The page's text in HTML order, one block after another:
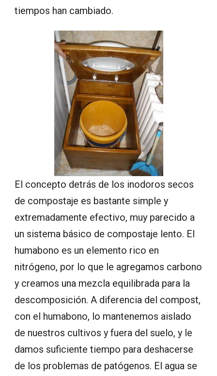
tiempos han cambiado.
El concepto detrás de los inodoros secos
de compostaje es bastante simple y
extremadamente efectivo, muy parecido a
un sistema básico de compostaje lento. El
humabono es un elemento rico en
nitrógeno, por lo que le agregamos carbono
y creamos una mezcla equilibrada para la
descomposición. A diferencia del compost,
con el humabono, lo mantenemos aislado
de nuestros cultivos y fuera del suelo, y le
damos suficiente tiempo para deshacerse
de los problemas de patógenos. El agua se